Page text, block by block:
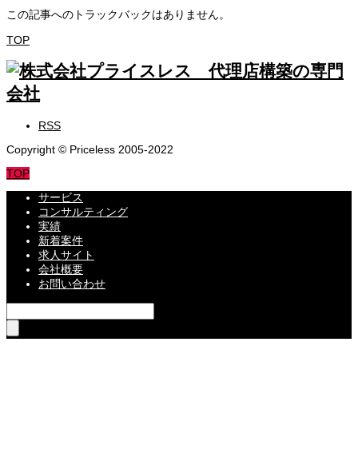
この記事へのトラックバックはありません。
TOP
RSS
Copyright © Priceless 2005-2022
TOP
サービス
コンサルティング
実績
新着案件
求人サイト
会社概要
お問い合わせ